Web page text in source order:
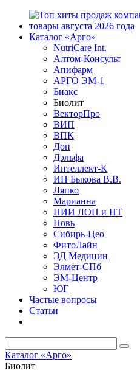
Каталог «Арго»
NutriCare Int.
Алтом-Консульт
Апифарм
АРГО ЭМ-1
Биакс
Биолит
ВекторПро
ВИП
ВПК
Дон
Дэльфа
Интеллект-К
ИП Быкова В.В.
Ляпко
Марианна
НИИ ЛОП и НТ
Новь
Сибирь-Цео
ФитоЛайн
ЭД Медицин
Элмет-СПб
ЭМ-Центр
ЮГ
Частые вопросы
Статьи
Каталог «Арго»
Биолит